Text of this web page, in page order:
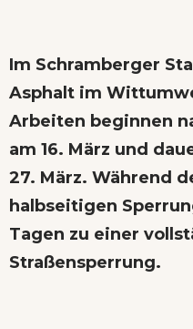
Im Schramberger
Asphalt im
Arbeiten beginnen
am 16. März und
27. März. Während
halbseitigen
Tagen zu einer
Straßensperrung.